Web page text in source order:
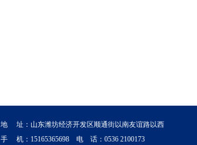
地 址：山东潍坊经济开发区顺通街以南友谊路以西
手 机：15165365698 电 话：0536 2100173